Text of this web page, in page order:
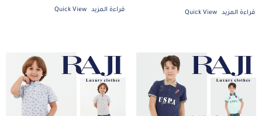
قراءة المزيد Quick View قراءة المزيد Quick View